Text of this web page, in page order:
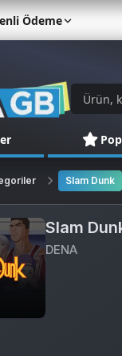
Ödeme
Slam Dunk
Slam
DENA